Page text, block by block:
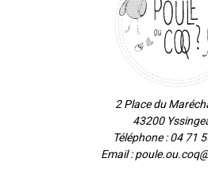
2 Place du
43200
Téléphone : 04 71
Email :